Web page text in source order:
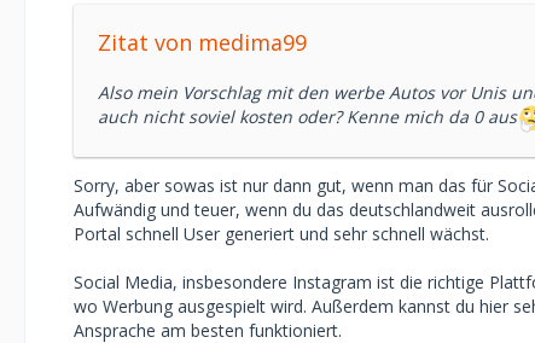
Zitat von medima99
Also mein Vorschlag mit den werbe Autos vor Unis
auch nicht soviel kosten oder? Kenne mich da 0 aus
Sorry, aber sowas ist nur dann gut, wenn man das für
Aufwändig und teuer, wenn du das deutschlandweit
Portal schnell User generiert und sehr schnell wächst.
Social Media, insbesondere Instagram ist die richtige
wo Werbung ausgespielt wird. Außerdem kannst du hier
Ansprache am besten funktioniert.